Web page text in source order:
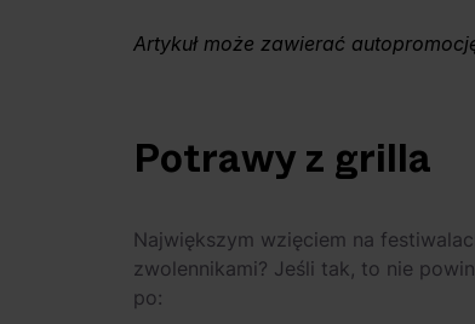
Artykuł może zawierać
Potrawy z grilla
Największym wzięciem na
zwolennikami? Jeśli tak, to nie
po: